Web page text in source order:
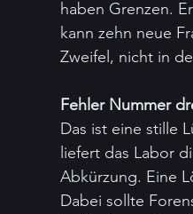
haben Grenzen.
kann zehn neue
Zweifel, nicht in
Fehler Nummer
Das ist eine stille
liefert das Labor
Abkürzung. Eine
Dabei sollte